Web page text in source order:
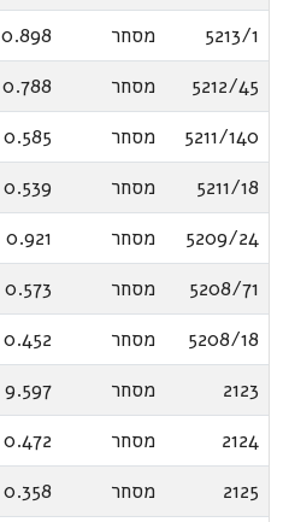
5213/1
מסחר
0.898
5212/45
מסחר
0.788
5211/140
מסחר
0.585
5211/18
מסחר
0.539
5209/24
מסחר
0.921
5208/71
מסחר
0.573
5208/18
מסחר
0.452
2123
מסחר
9.597
2124
מסחר
0.472
2125
מסחר
0.358